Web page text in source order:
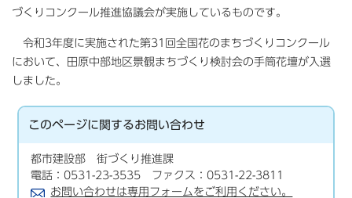
づくりコンクール推進協議会が実施しているものです。
令和3年度に実施された第31回全国花のまちづくりコンクール
において、田原中部地区景観まちづくり検討会の手筒花壇が入選
しました。
このページに関するお問い合わせ
都市建設部 街づくり推進課
電話：0531-23-3535 ファクス：0531-22-3811
お問い合わせは専用フォームをご利用ください。